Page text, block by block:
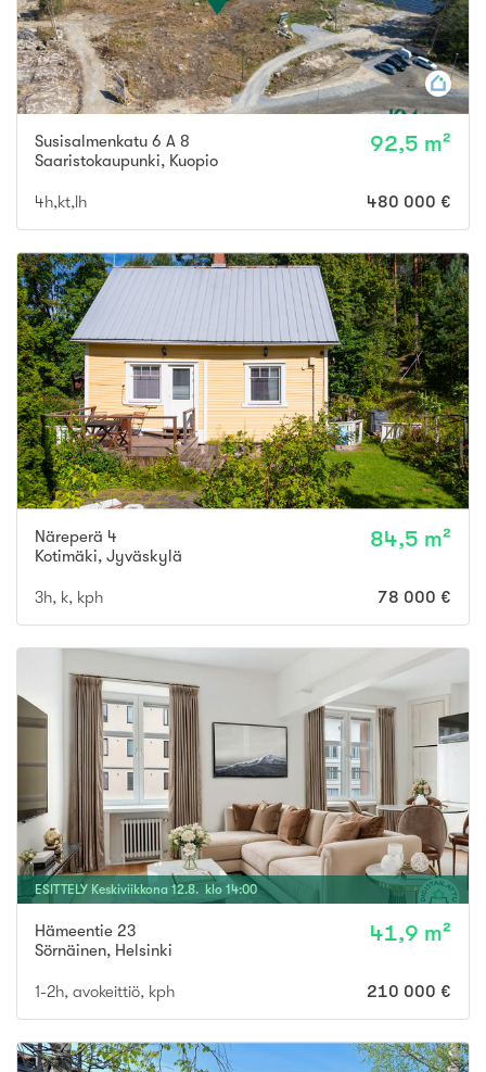
Susisalmenkatu 6 A 8
Saaristokaupunki, Kuopio
92,5 m²
4h,kt,lh 480 000 €
Näreperä 4
Kotimäki, Jyväskylä
84,5 m²
3h, k, kph 78 000 €
ESITTELY Keskiviikkona 12.8. klo 14:00
Hämeentie 23
Sörnäinen, Helsinki
41,9 m²
1-2h, avokeittiö, kph 210 000 €